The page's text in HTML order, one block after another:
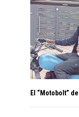
El “Motobolt”